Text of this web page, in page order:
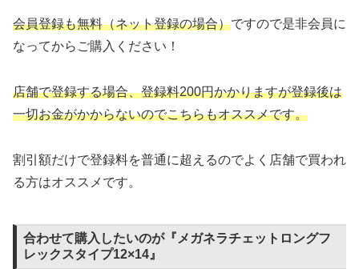
会員登録も無料（ネット登録の場合）ですので是非会員に
なってからご購入ください！
店舗で登録する場合、登録料200円かかりますが登録後は
一切お金がかからないのでこちらもオススメです。
割引額だけで登録料を普通に超えるのでよく店舗で買われ
る方はオススメです。
合わせて購入したいのが『メガネラチェットロングフ
レックスタイプ12×14』